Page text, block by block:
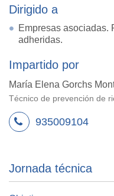
Dirigido a
Empresas asociadas.
adheridas.
Impartido por
María Elena Gorchs
Técnico de prevención de
935009104
Jornada técnica